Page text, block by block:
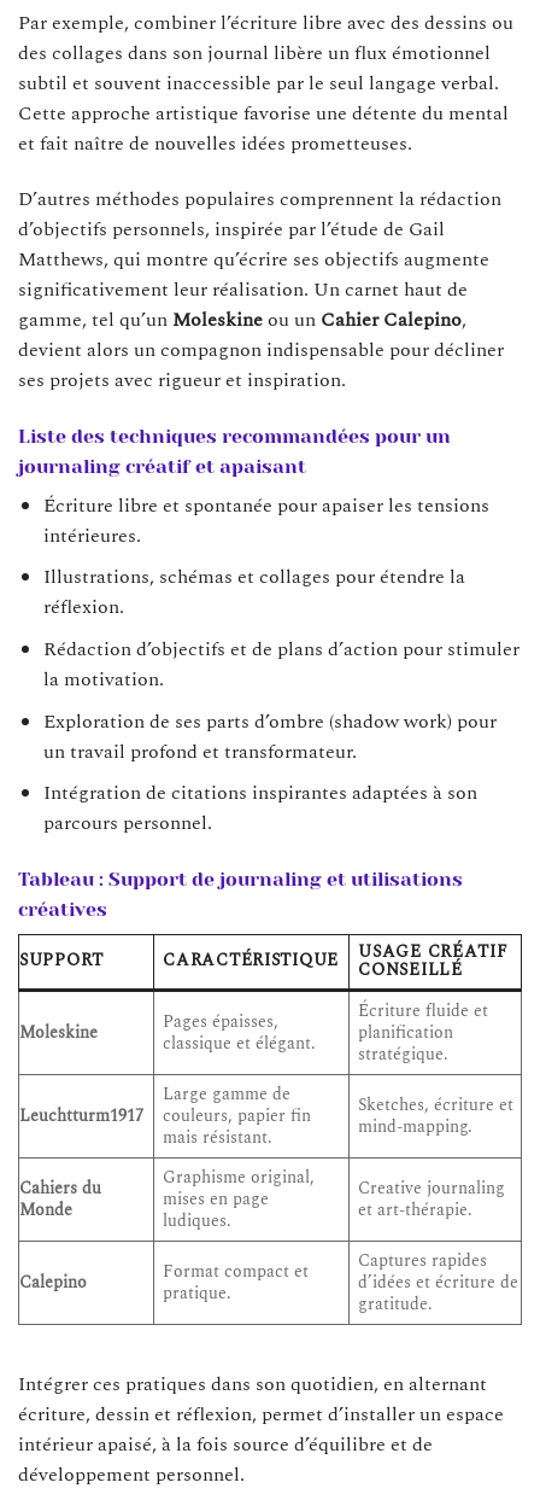
Par exemple, combiner l’écriture libre avec des dessins ou
des collages dans son journal libère un flux émotionnel
subtil et souvent inaccessible par le seul langage verbal.
Cette approche artistique favorise une détente du mental
et fait naître de nouvelles idées prometteuses.
D’autres méthodes populaires comprennent la rédaction
d’objectifs personnels, inspirée par l’étude de Gail
Matthews, qui montre qu’écrire ses objectifs augmente
significativement leur réalisation. Un carnet haut de
gamme, tel qu’un Moleskineou un Cahier Calepino,
devient alors un compagnon indispensable pour décliner
ses projets avec rigueur et inspiration.
Liste des techniques recommandées pour un
journaling créatif et apaisant
Écriture libre et spontanée pour apaiser les tensions
intérieures.
Illustrations, schémas et collages pour étendre la
réflexion.
Rédaction d’objectifs et de plans d’action pour stimuler
la motivation.
Exploration de ses parts d’ombre (shadow work) pour
un travail profond et transformateur.
Intégration de citations inspirantes adaptées à son
parcours personnel.
Tableau : Support de journaling et utilisations
créatives
SUPPORT CARACTÉRISTIQUE USAGE CRÉATIF
CONSEILLÉ
Moleskine
Pages épaisses,
classique et élégant.
Écriture fluide et
planification
stratégique.
Leuchtturm1917
Large gamme de
couleurs, papier fin
mais résistant.
Sketches, écriture et
mind-mapping.
Cahiers du
Monde
Graphisme original,
mises en page
ludiques.
Creative journaling
et art-thérapie.
Calepino
Format compact et
pratique.
Captures rapides
d’idées et écriture de
gratitude.
Intégrer ces pratiques dans son quotidien, en alternant
écriture, dessin et réflexion, permet d’installer un espace
intérieur apaisé, à la fois source d’équilibre et de
développement personnel.